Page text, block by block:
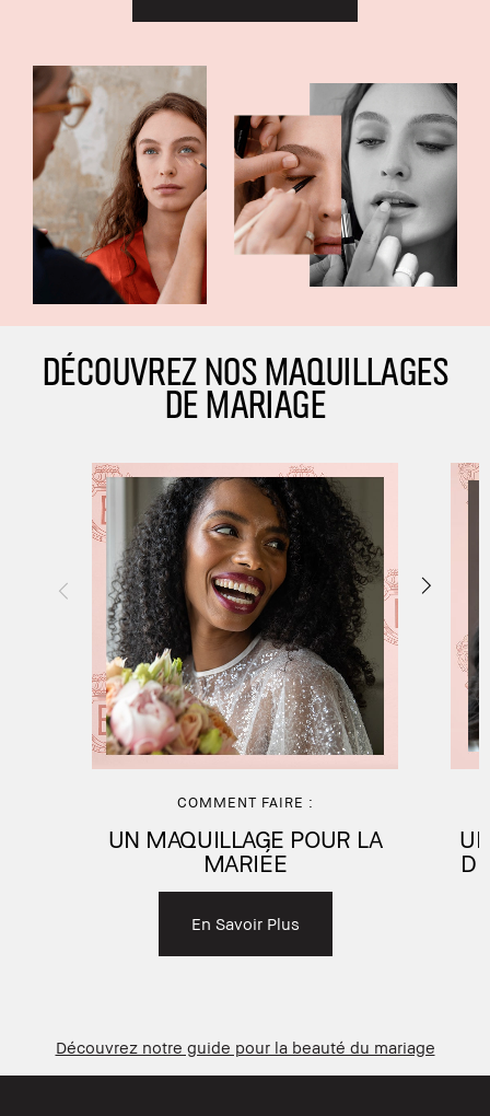
DÉCOUVREZ NOS MAQUILLAGES
DE MARIAGE
COMMENT FAIRE :
UN MAQUILLAGE POUR LA
MARIÉE
En Savoir Plus
Découvrez notre guide pour la beauté du mariage